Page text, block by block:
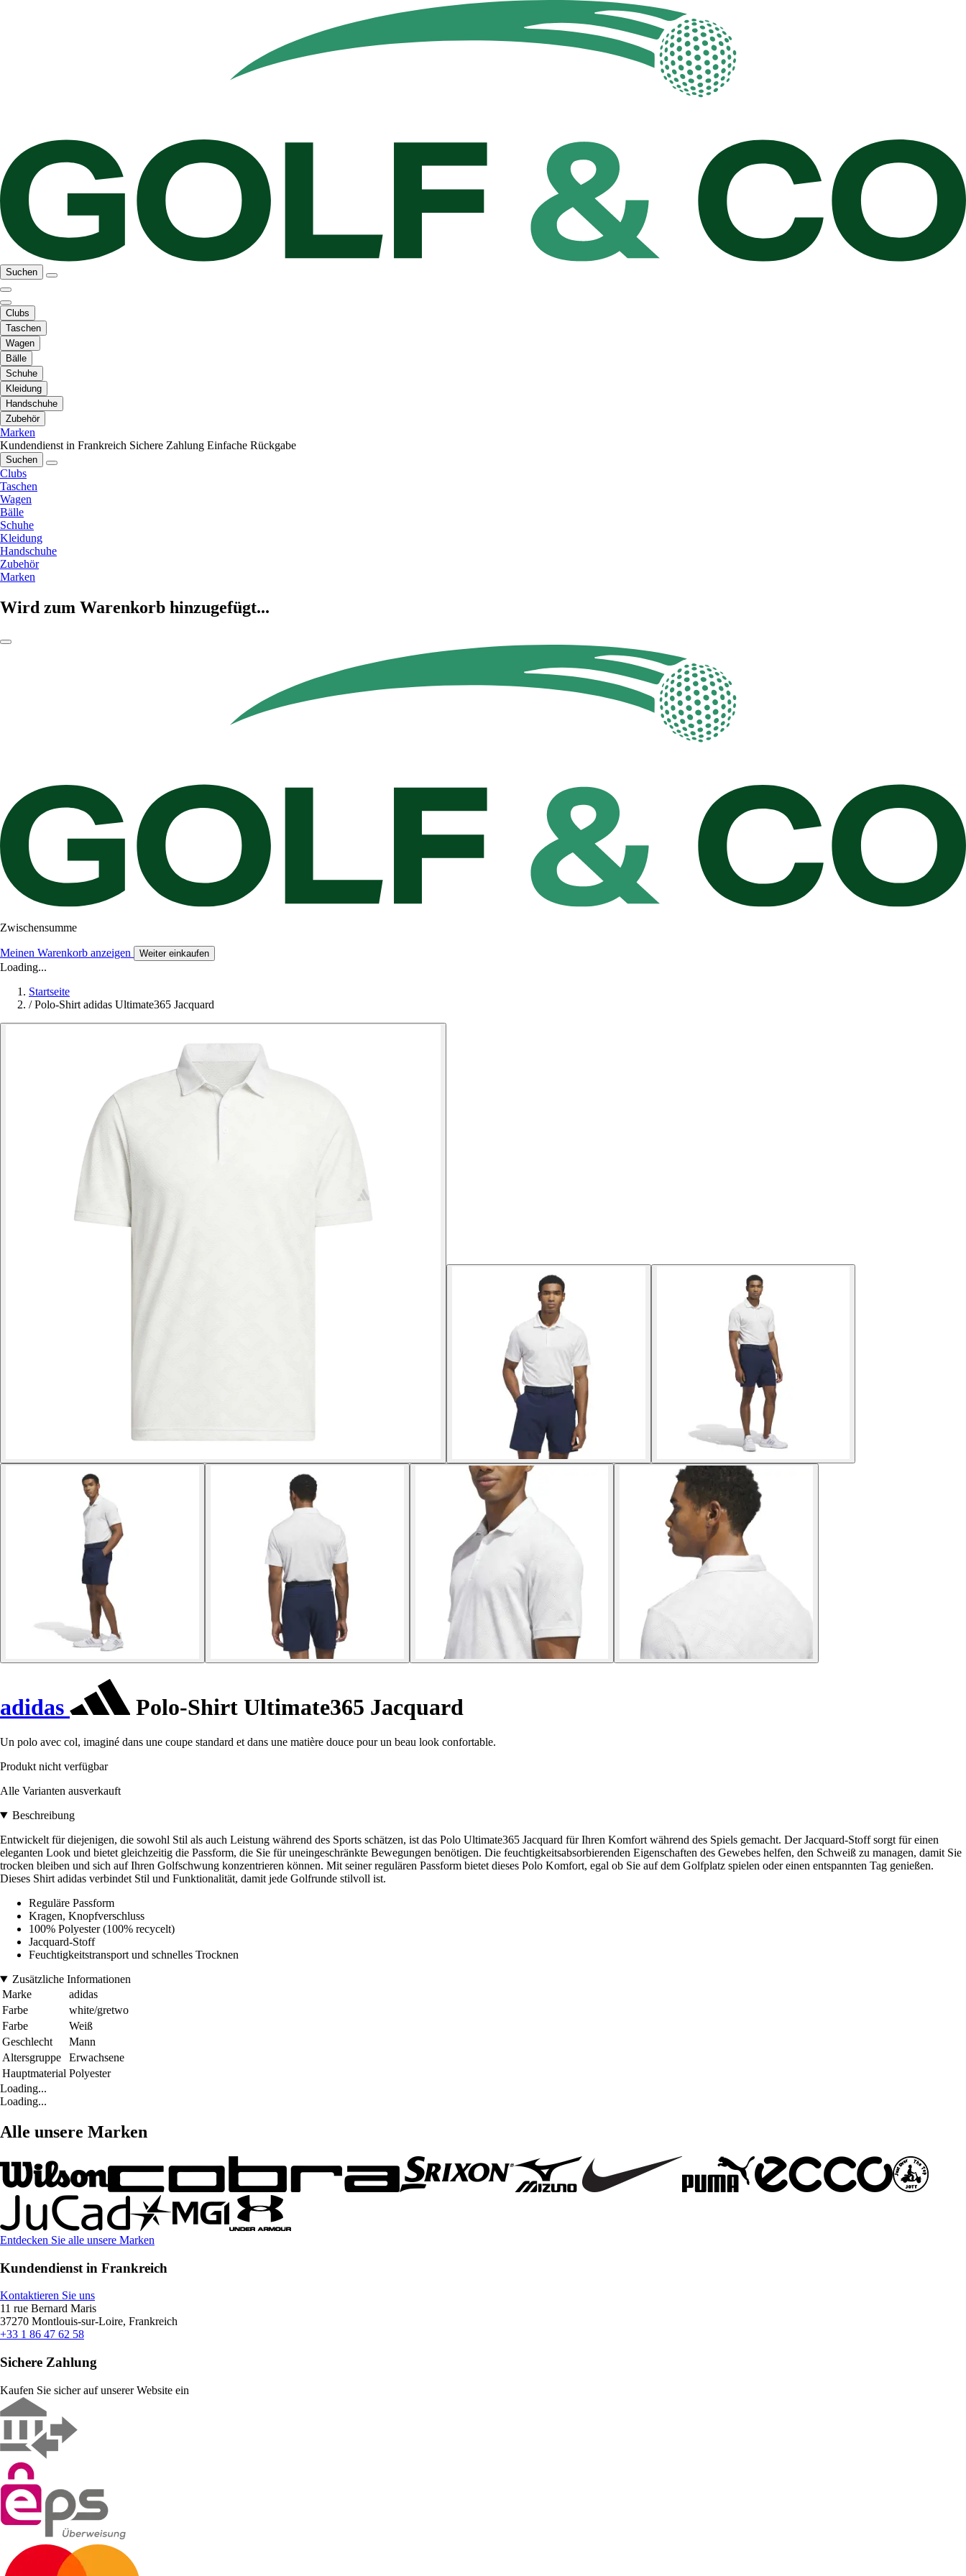
Suchen
Clubs
Taschen
Wagen
Bälle
Schuhe
Kleidung
Handschuhe
Zubehör
Marken
Kundendienst in Frankreich Sichere Zahlung Einfache Rückgabe
Suchen
Clubs
Taschen
Wagen
Bälle
Schuhe
Kleidung
Handschuhe
Zubehör
Marken
Wird zum Warenkorb hinzugefügt...
Zwischensumme
Meinen Warenkorb anzeigen Weiter einkaufen
Loading...
Startseite
/ Polo-Shirt adidas Ultimate365 Jacquard
adidas Polo-Shirt Ultimate365 Jacquard
Un polo avec col, imaginé dans une coupe standard et dans une matière douce pour un beau look confortable.
Produkt nicht verfügbar
Alle Varianten ausverkauft
Beschreibung
Entwickelt für diejenigen, die sowohl Stil als auch Leistung während des Sports schätzen, ist das Polo Ultimate365 Jacquard für Ihren Komfort während des Spiels gemacht. Der Jacquard-Stoff sorgt für einen
eleganten Look und bietet gleichzeitig die Passform, die Sie für uneingeschränkte Bewegungen benötigen. Die feuchtigkeitsabsorbierenden Eigenschaften des Gewebes helfen, den Schweiß zu managen, damit Sie
trocken bleiben und sich auf Ihren Golfschwung konzentrieren können. Mit seiner regulären Passform bietet dieses Polo Komfort, egal ob Sie auf dem Golfplatz spielen oder einen entspannten Tag genießen.
Dieses Shirt adidas verbindet Stil und Funktionalität, damit jede Golfrunde stilvoll ist.
Reguläre Passform
Kragen, Knopfverschluss
100% Polyester (100% recycelt)
Jacquard-Stoff
Feuchtigkeitstransport und schnelles Trocknen
Zusätzliche Informationen
Marke
adidas
Farbe
white/gretwo
Farbe
Weiß
Geschlecht
Mann
Altersgruppe
Erwachsene
Hauptmaterial Polyester
Loading...
Loading...
Alle unsere Marken
Entdecken Sie alle unsere Marken
Kundendienst in Frankreich
Kontaktieren Sie uns
11 rue Bernard Maris
37270 Montlouis-sur-Loire, Frankreich
+33 1 86 47 62 58
Sichere Zahlung
Kaufen Sie sicher auf unserer Website ein